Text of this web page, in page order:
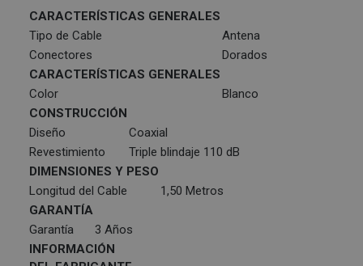
CARACTERÍSTICAS GENERALES
Tipo de Cable
Antena
Conectores
Dorados
CARACTERÍSTICAS GENERALES
Color
Blanco
CONSTRUCCIÓN
Diseño
Coaxial
Revestimiento
Triple blindaje 110 dB
DIMENSIONES Y PESO
Longitud del Cable
1,50 Metros
GARANTÍA
Garantía
3 Años
INFORMACIÓN